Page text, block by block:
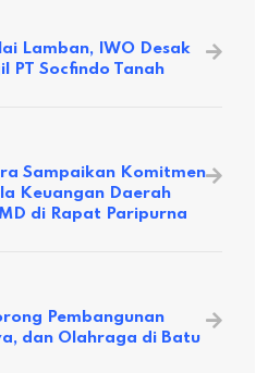
Lamban, IWO Desak
PT Socfindo Tanah
Sampaikan Komitmen
Keuangan Daerah
di Rapat Paripurna
Pembangunan
dan Olahraga di Batu